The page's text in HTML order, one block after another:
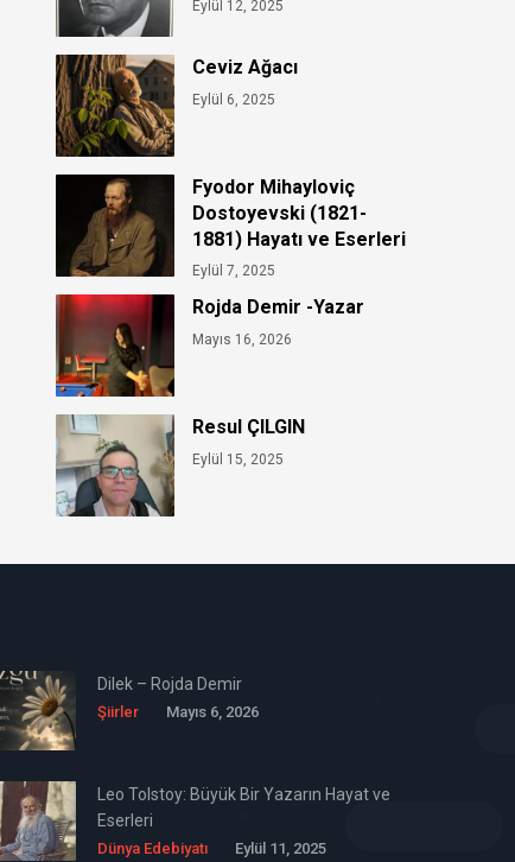
Eylül 12, 2025
Ceviz Ağacı
Eylül 6, 2025
Fyodor Mihayloviç
Dostoyevski (1821-
1881) Hayatı ve Eserleri
Eylül 7, 2025
Rojda Demir -Yazar
Mayıs 16, 2026
Resul ÇILGIN
Eylül 15, 2025
Dilek – Rojda Demir
Şiirler Mayıs 6, 2026
Leo Tolstoy: Büyük Bir Yazarın Hayat ve
Eserleri
Dünya Edebiyatı Eylül 11, 2025